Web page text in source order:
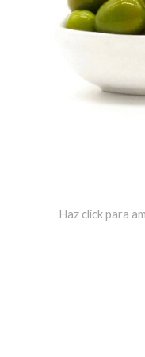
Haz click para